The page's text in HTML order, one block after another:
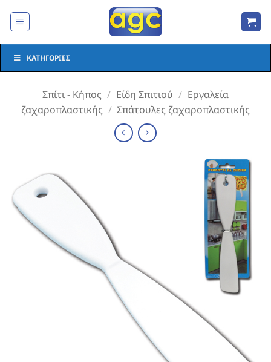
στο
ΚΑΤΗΓΟΡΊΕΣ
Σπίτι - Κήπος / Είδη Σπιτιού / Εργαλεία
ζαχαροπλαστικής / Σπάτουλες ζαχαροπλαστικής